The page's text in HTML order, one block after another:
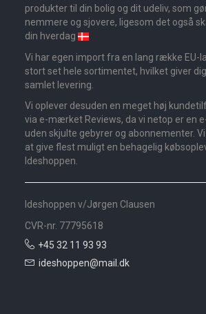
produkter til din bolig og dit udeliv, som
nemmere og sjovere, ligesom det også
din hverdag
Vi har egen import fra en lang række EU-
stort set hele sortimentet, hvilket giver
samlet levering.
Vi oplever desuden en meget høj
via e-mærket Reviews, da vi netop er en
uden skjulte gebyrer og abonnementer.
at give flest muligt en behagelig
Ideshoppen.
Ideshoppen v/Jørgen Clausen
CVR-nr. 77795618
+45 32 11 93 93
ideshoppen@mail.dk